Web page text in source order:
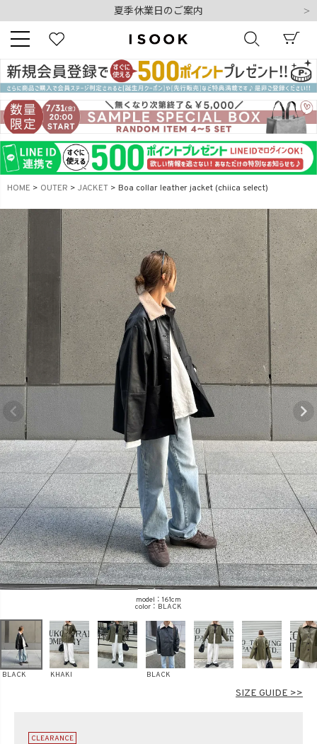
令和8年熊本地震の影響によるお荷物のお届けについて
新規会員登録でもれなく500ポイントプレゼント
夏季休業日のご案内
令和8年熊本地震の影響によるお荷物のお届けについて
キーワード
商品番号
販売タイプ
新着 再入荷 SALE
商品タイプ
ORIGINAL HIT ITEM
カラー
価格（税込）
〜
在庫なし商品
表示する 表示しない
HOME OUTER JACKET Boa collar leather jacket (chiica select)
model：161cm
BLACK
BLACK KHAKI BLACK
SIZE GUIDE >>
CLEARANCE